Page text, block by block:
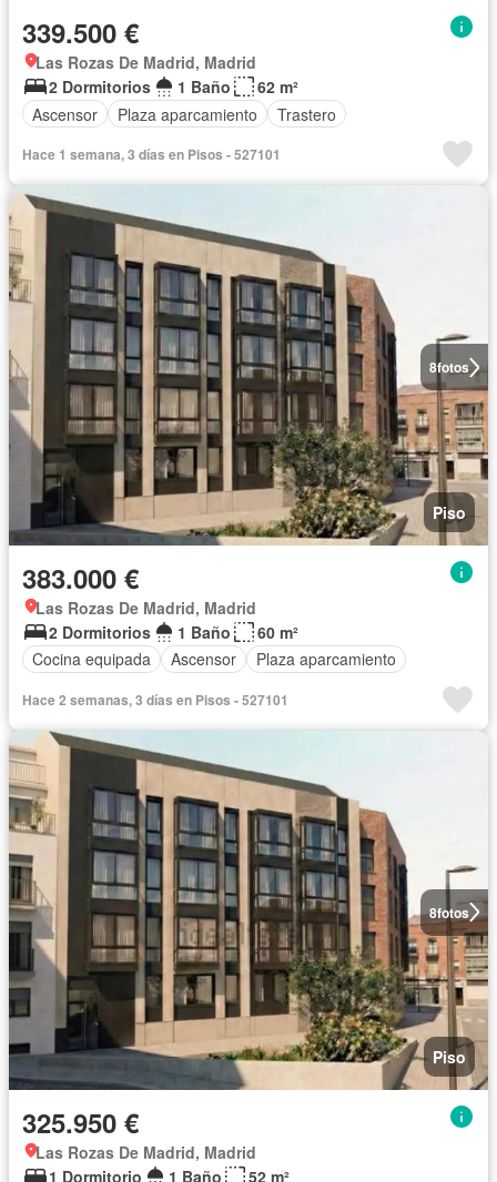
339.500 €
Las Rozas De Madrid, Madrid
2 Dormitorios
1 Baño
62 m²
Ascensor
Plaza aparcamiento Trastero
Hace 1 semana, 3 días en Pisos - 527101
8fotos
Piso
383.000 €
Las Rozas De Madrid, Madrid
2 Dormitorios
1 Baño
60 m²
Cocina equipada
Ascensor Plaza aparcamiento
Hace 2 semanas, 3 días en Pisos - 527101
8fotos
Piso
325.950 €
Las Rozas De Madrid, Madrid
1 Dormitorio
1 Baño 52 m²